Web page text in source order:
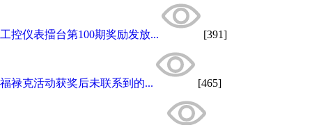
工控仪表擂台第100期奖励发放... [391]
福禄克活动获奖后未联系到的... [465]